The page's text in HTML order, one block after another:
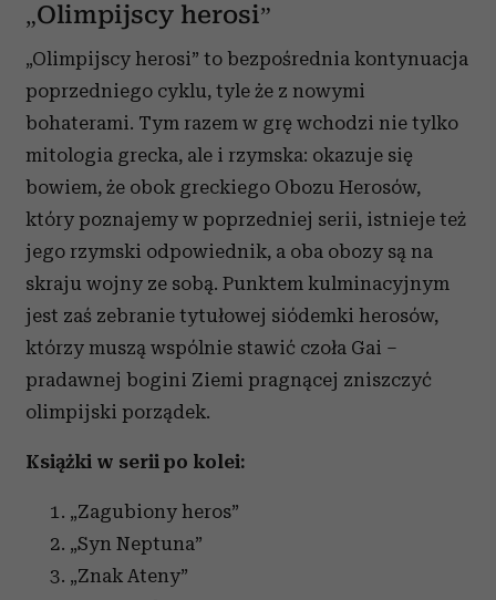
„Olimpijscy herosi”
„Olimpijscy herosi” to bezpośrednia kontynuacja
poprzedniego cyklu, tyle że z nowymi
bohaterami. Tym razem w grę wchodzi nie tylko
mitologia grecka, ale i rzymska: okazuje się
bowiem, że obok greckiego Obozu Herosów,
który poznajemy w poprzedniej serii, istnieje też
jego rzymski odpowiednik, a oba obozy są na
skraju wojny ze sobą. Punktem kulminacyjnym
jest zaś zebranie tytułowej siódemki herosów,
którzy muszą wspólnie stawić czoła Gai –
pradawnej bogini Ziemi pragnącej zniszczyć
olimpijski porządek.
Książki w serii po kolei:
„Zagubiony heros”
„Syn Neptuna”
„Znak Ateny”